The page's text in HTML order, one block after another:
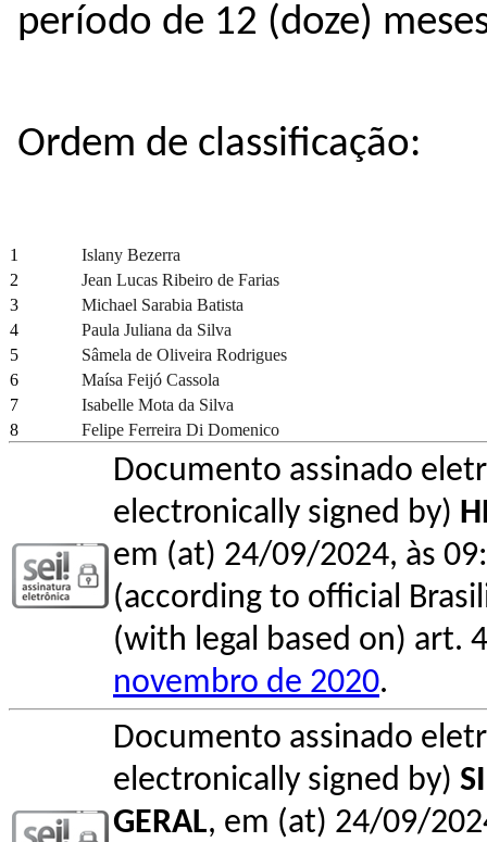
período de 12 (doze)
Ordem de classificação:
1
Islany Bezerra
2
Jean Lucas Ribeiro de Farias
3
Michael Sarabia Batista
4
Paula Juliana da Silva
5
Sâmela de Oliveira Rodrigues
6
Maísa Feijó Cassola
7
Isabelle Mota da Silva
8
Felipe Ferreira Di Domenico
Documento assinado
electronically signed by)
em (at) 24/09/2024, às
(according to official
(with legal based on) art.
novembro de 2020.
Documento assinado
electronically signed by)
GERAL, em (at) 24/09/